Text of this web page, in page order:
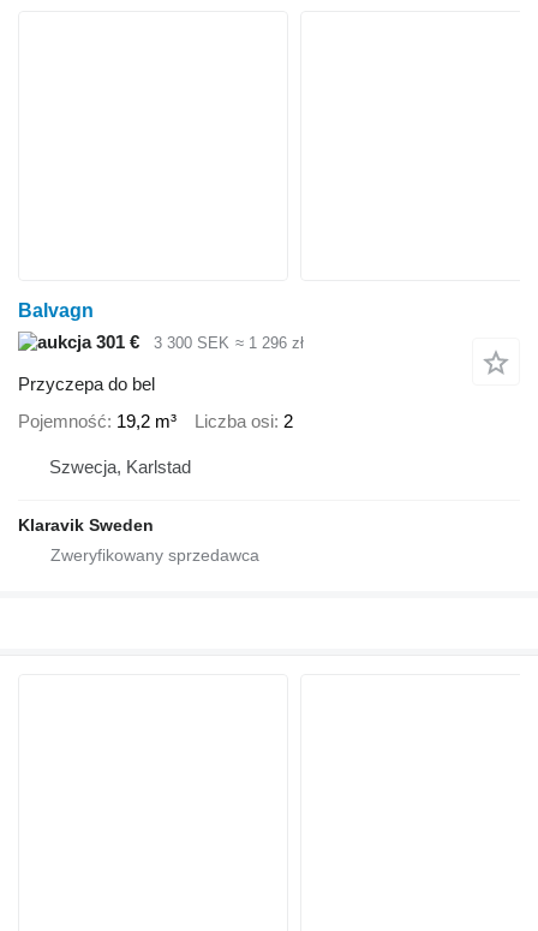
Balvagn
301 €
3 300 SEK ≈ 1 296 zł
Przyczepa do bel
Pojemność 19,2 m³ Liczba osi 2
Szwecja, Karlstad
Klaravik Sweden